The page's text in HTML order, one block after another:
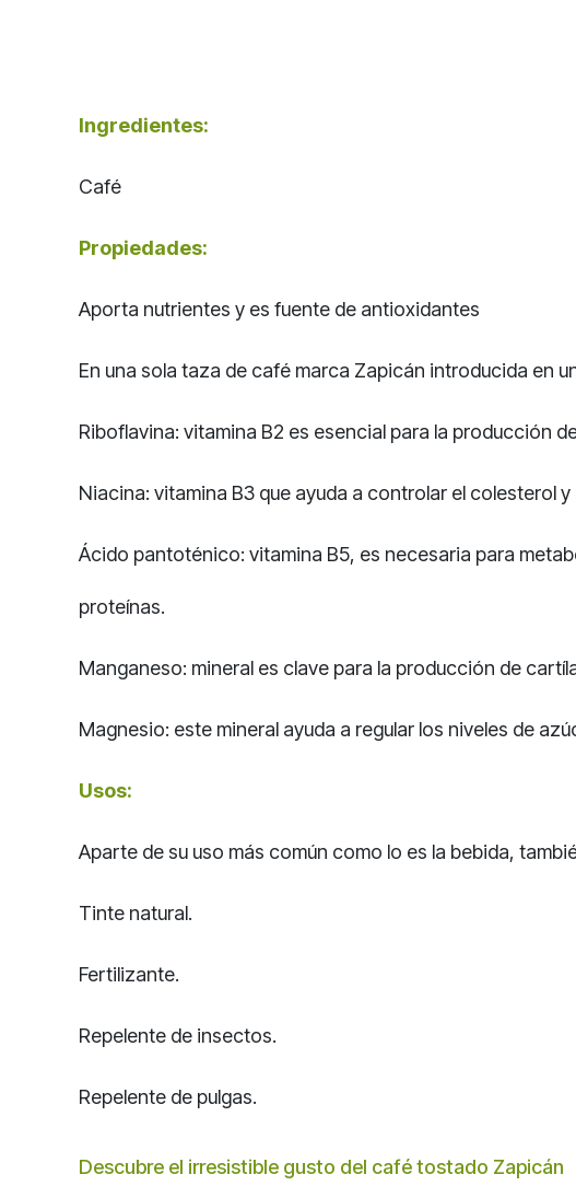
Ingredientes:
Café
Propiedades:
Aporta nutrientes y es fuente de antioxidantes
En una sola taza de café marca Zapicán introducida en
Riboflavina: vitamina B2 es esencial para la producción
Niacina: vitamina B3 que ayuda a controlar el colesterol
Ácido pantoténico: vitamina B5, es necesaria para
proteínas.
Manganeso: mineral es clave para la producción de
Magnesio: este mineral ayuda a regular los niveles de
Usos:
Aparte de su uso más común como lo es la bebida,
Tinte natural.
Fertilizante.
Repelente de insectos.
Repelente de pulgas.
Descubre el irresistible gusto del café tostado Zapicán